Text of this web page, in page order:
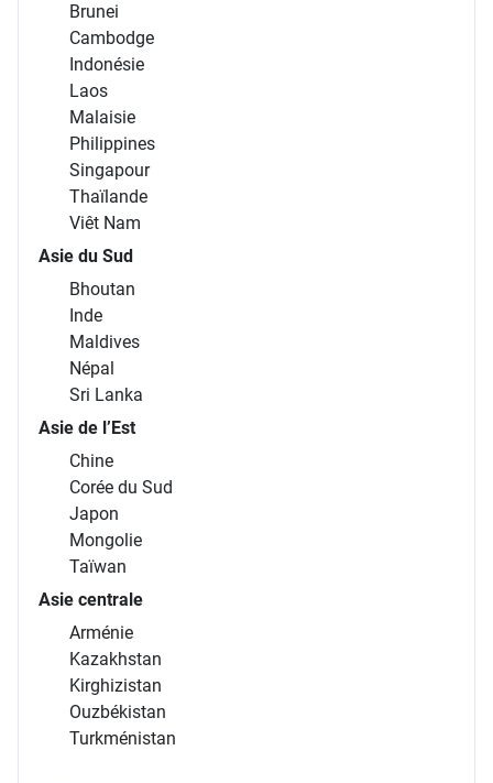
Brunei
Cambodge
Indonésie
Laos
Malaisie
Philippines
Singapour
Thaïlande
Viêt Nam
Asie du Sud
Bhoutan
Inde
Maldives
Népal
Sri Lanka
Asie de l’Est
Chine
Corée du Sud
Japon
Mongolie
Taïwan
Asie centrale
Arménie
Kazakhstan
Kirghizistan
Ouzbékistan
Turkménistan